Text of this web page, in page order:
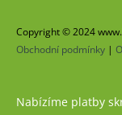
Copyright © 2024
Obchodní podmínky |
Nabízíme platby